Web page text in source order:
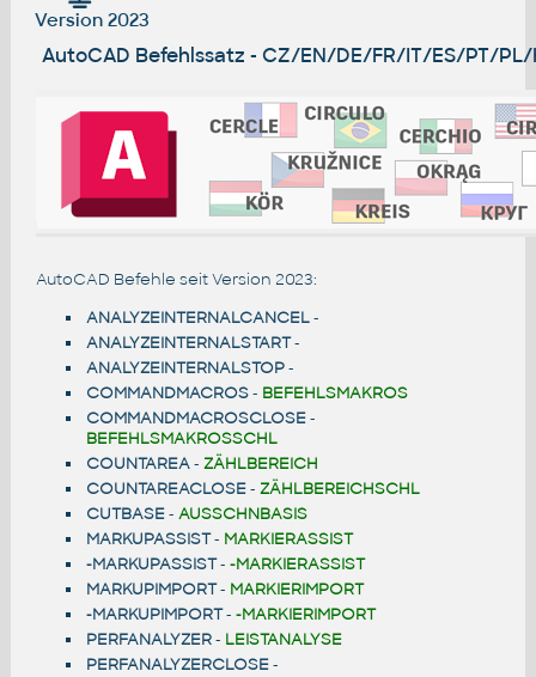
Version 2023
AutoCAD Befehlssatz - CZ/EN/DE/FR/IT/ES/PT/PL/
AutoCAD Befehle seit Version 2023:
ANALYZEINTERNALCANCEL-
ANALYZEINTERNALSTART-
ANALYZEINTERNALSTOP-
COMMANDMACROS- BEFEHLSMAKROS
COMMANDMACROSCLOSE-
BEFEHLSMAKROSSCHL
COUNTAREA- ZÄHLBEREICH
COUNTAREACLOSE- ZÄHLBEREICHSCHL
CUTBASE- AUSSCHNBASIS
MARKUPASSIST- MARKIERASSIST
-MARKUPASSIST- -MARKIERASSIST
MARKUPIMPORT- MARKIERIMPORT
-MARKUPIMPORT- -MARKIERIMPORT
PERFANALYZER- LEISTANALYSE
PERFANALYZERCLOSE-